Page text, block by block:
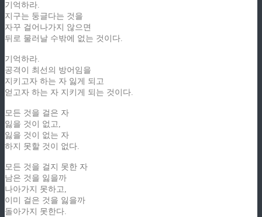
기억하라.
지구는 둥글다는 것을
자꾸 걸어나가지 않으면
뒤로 물러날 수밖에 없는 것이다.
기억하라.
공격이 최선의 방어임을
지키고자 하는 자 잃게 되고
얻고자 하는 자 지키게 되는 것이다.
모든 것을 걸은 자
잃을 것이 없고,
잃을 것이 없는 자
하지 못할 것이 없다.
모든 것을 걸지 못한 자
남은 것을 잃을까
나아가지 못하고,
이미 걸은 것을 잃을까
돌아가지 못한다.